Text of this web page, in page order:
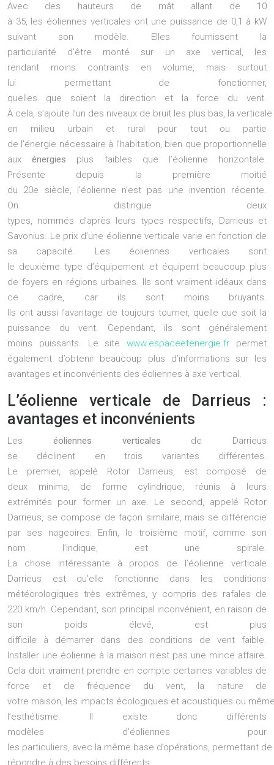
Avec des hauteurs de mât allant de 10
à 35, les éoliennes verticales ont une puissance de 0,1 à kW
suivant son modèle. Elles fournissent la
particularité d’être monté sur un axe vertical, les
rendant moins contraints en volume, mais surtout
lui permettant de fonctionner,
quelles que soient la direction et la force du vent.
À cela, s’ajoute l’un des niveaux de bruit les plus bas, la
en milieu urbain et rural pour tout ou partie
de l’énergie nécessaire à l’habitation, bien que proportionnelle
auxénergies plus faibles que l’éolienne horizontale.
Présente depuis la première moitié
du 20e siècle, l’éolienne n’est pas une invention récente.
On distingue deux
types, nommés d’après leurs types respectifs, Darrieus et
Savonius. Le prix d’une éolienne verticale varie en fonction de
sa capacité. Les éoliennes verticales sont
le deuxième type d’équipement et équipent beaucoup plus
de foyers en régions urbaines. Ils sont vraiment idéaux dans
ce cadre, car ils sont moins bruyants.
Ils ont aussi l’avantage de toujours tourner, quelle que soit la
puissance du vent. Cependant, ils sont généralement
moins puissants. Le sitewww.espaceetenergie.fr permet
également d’obtenir beaucoup plus d’informations sur les
avantages et inconvénients des éoliennes à axe vertical.
L’éolienne verticale de Darrieus :
avantages et inconvénients
Les éoliennes verticales de Darrieus
se déclinent en trois variantes différentes.
Le premier, appelé Rotor Darrieus, est composé de
deux minima, de forme cylindrique, réunis à leurs
extrémités pour former un axe. Le second, appelé Rotor
Darrieus, se compose de façon similaire, mais se différencie
par ses nageoires. Enfin, le troisième motif, comme son
nom l’indique, est une spirale.
La chose intéressante à propos de l’éolienne verticale
Darrieus est qu’elle fonctionne dans les conditions
météorologiques très extrêmes, y compris des rafales de
220 km/h. Cependant, son principal inconvénient, en raison de
son poids élevé, est plus
difficile à démarrer dans des conditions de vent faible.
Installer une éolienne à la maison n’est pas une mince affaire.
Cela doit vraiment prendre en compte certaines variables de
force et de fréquence du vent, la nature de
votre maison, les impacts écologiques et acoustiques ou
l’esthétisme. Il existe donc différents
modèles d’éoliennes pour
les particuliers, avec la même base d’opérations, permettant de
répondre à des besoins différents.